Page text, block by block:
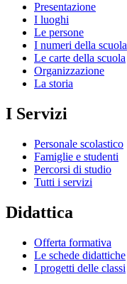
Presentazione
I luoghi
Le persone
I numeri della scuola
Le carte della scuola
Organizzazione
La storia
I Servizi
Personale scolastico
Famiglie e studenti
Percorsi di studio
Tutti i servizi
Didattica
Offerta formativa
Le schede didattiche
I progetti delle classi